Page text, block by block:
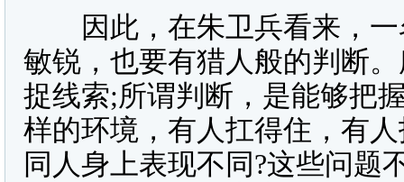
因此，在朱卫兵看来，一
敏锐，也要有猎人般的判断
捉线索;所谓判断，是能够把
样的环境，有人扛得住，有
同人身上表现不同?这些问题